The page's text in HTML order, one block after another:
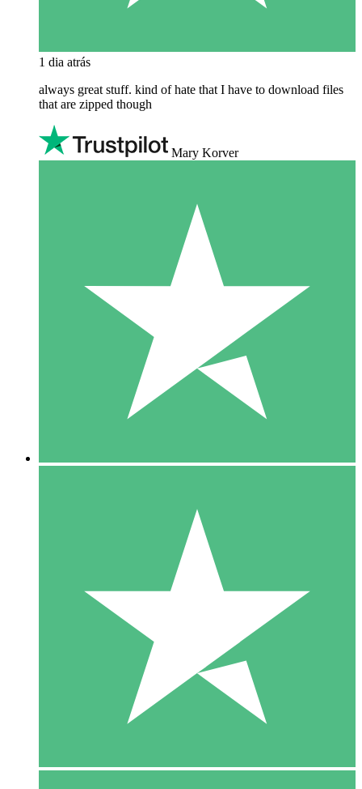
1 dia atrás
always great stuff. kind of hate that I have to download files
that are zipped though
Mary Korver